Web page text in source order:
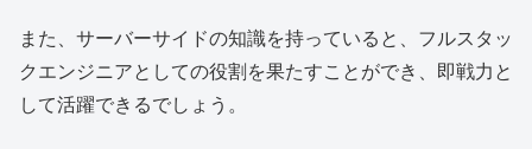
また、サーバーサイドの知識を持っていると、フルスタッ
クエンジニアとしての役割を果たすことができ、即戦力と
して活躍できるでしょう。